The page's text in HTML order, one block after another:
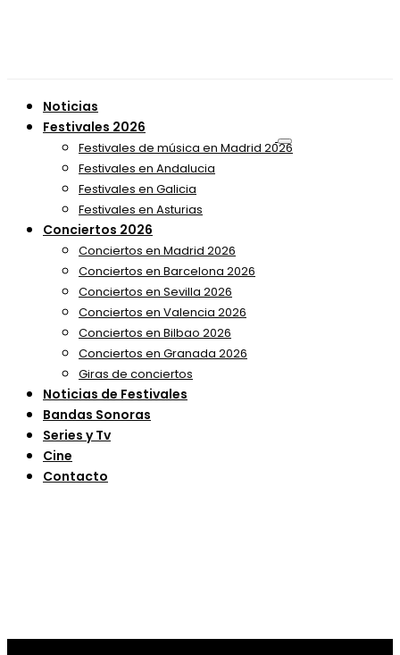
Noticias
Festivales 2026
Festivales de música en Madrid 2026
Festivales en Andalucia
Festivales en Galicia
Festivales en Asturias
Conciertos 2026
Conciertos en Madrid 2026
Conciertos en Barcelona 2026
Conciertos en Sevilla 2026
Conciertos en Valencia 2026
Conciertos en Bilbao 2026
Conciertos en Granada 2026
Giras de conciertos
Noticias de Festivales
Bandas Sonoras
Series y Tv
Cine
Contacto